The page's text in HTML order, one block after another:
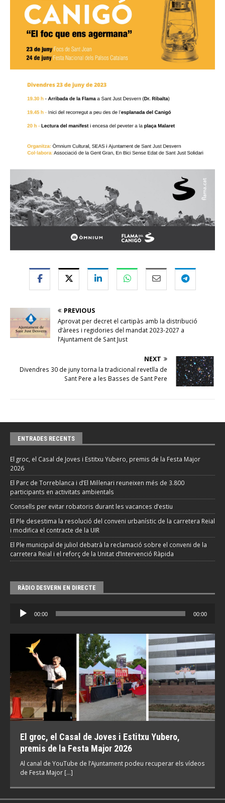
PREVIOUS
Aprovat per decret el cartipàs amb la distribució
d’àrees i regidories del mandat 2023-2027 a
l’Ajuntament de Sant Just
NEXT
Divendres 30 de juny torna la tradicional revetlla de
Sant Pere a les Basses de Sant Pere
ENTRADES RECENTS
El groc, el Casal de Joves i Estitxu Yubero, premis de la Festa Major
2026
El Parc de Torreblanca i d’El Mil·lenari reuneixen més de 3.800
participants en activitats ambientals
Consells per evitar robatoris durant les vacances d’estiu
El Ple desestima la resolució del conveni urbanístic de la carretera Reial
i modifica el contracte de la UIR
El Ple municipal de juliol debatrà la reclamació sobre el conveni de la
carretera Reial i el reforç de la Unitat d’Intervenció Ràpida
RÀDIO DESVERN EN DIRECTE
Reproductor
d'àudio
00:00 00:00
El groc, el Casal de Joves i Estitxu Yubero,
premis de la Festa Major 2026
Al canal de YouTube de l’Ajuntament podeu recuperar els vídeos
de Festa Major […]